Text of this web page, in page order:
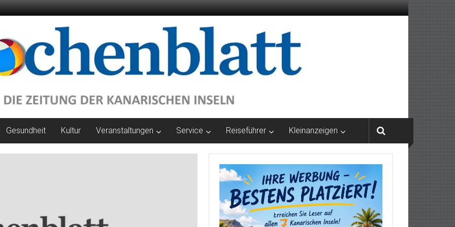
Gesundheit Kultur Veranstaltungen Service Reiseführer Kleinanzeigen